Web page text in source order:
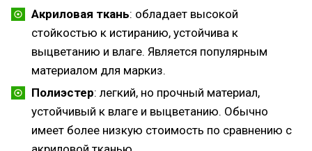
Акриловая ткань: обладает высокой
стойкостью к истиранию, устойчива к
выцветанию и влаге. Является популярным
материалом для маркиз.
Полиэстер: легкий, но прочный материал,
устойчивый к влаге и выцветанию. Обычно
имеет более низкую стоимость по сравнению с